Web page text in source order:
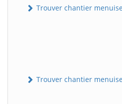
Trouver chantier
Trouver chantier